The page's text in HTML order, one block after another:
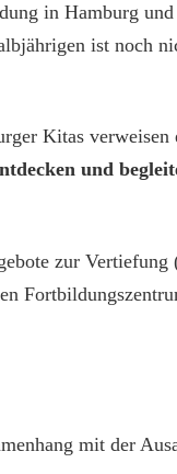
in Hamburg
ist noch
Kitas
und
zur
mit der